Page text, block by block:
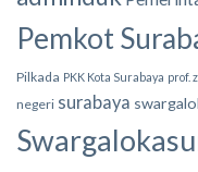
Pemkot
Pilkada PKK Kota Surabaya prof.
negeri surabaya